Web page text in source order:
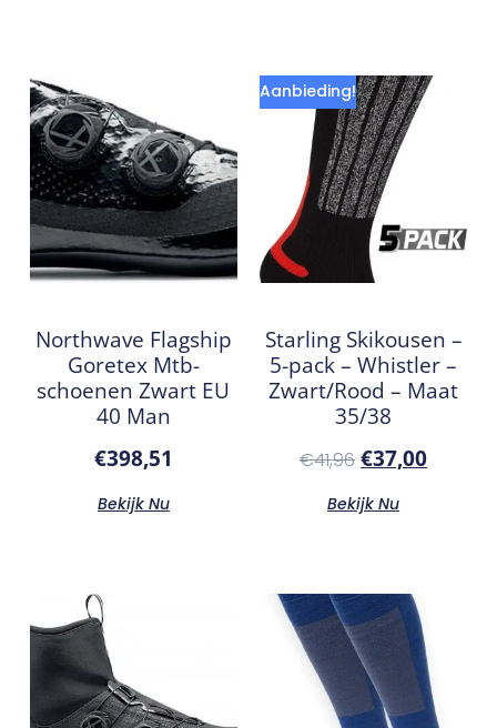
Northwave Flagship
Goretex Mtb-
schoenen Zwart EU
40 Man
€398,51
Bekijk Nu
Aanbieding!
Starling Skikousen –
5-pack – Whistler –
Zwart/Rood – Maat
35/38
€41,96 €37,00
Bekijk Nu